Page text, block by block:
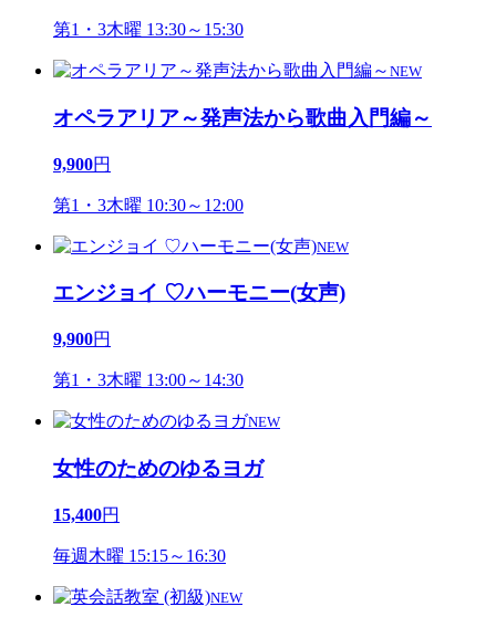
第1・3木曜 13:30～15:30
NEW
オペラアリア～発声法から歌曲入門編～
9,900円
第1・3木曜 10:30～12:00
NEW
エンジョイ ♡ハーモニー(女声)
9,900円
第1・3木曜 13:00～14:30
NEW
女性のためのゆるヨガ
15,400円
毎週木曜 15:15～16:30
NEW